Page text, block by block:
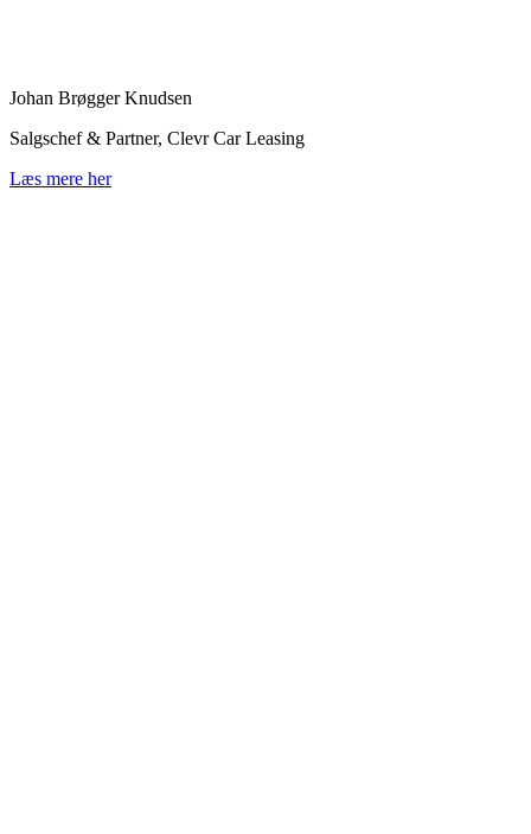
Johan Brøgger Knudsen
Salgschef & Partner, Clevr Car Leasing
Læs mere her